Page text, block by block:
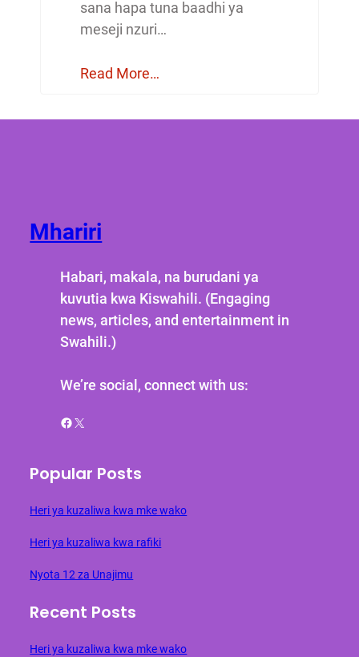
sana hapa tuna baadhi ya
meseji nzuri…
Read More…
Mhariri
Habari, makala, na burudani ya
kuvutia kwa Kiswahili. (Engaging
news, articles, and entertainment in
Swahili.)
We’re social, connect with us:
Facebook X
Popular Posts
Heri ya kuzaliwa kwa mke wako
Heri ya kuzaliwa kwa rafiki
Nyota 12 za Unajimu
Recent Posts
Heri ya kuzaliwa kwa mke wako